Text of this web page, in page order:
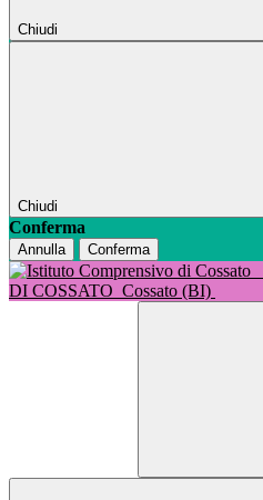
Chiudi
Chiudi
Conferma
Annulla Conferma
DI COSSATO Cossato (BI)